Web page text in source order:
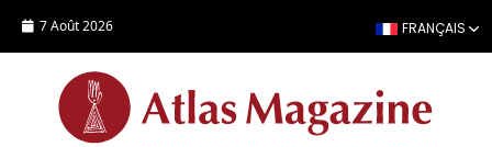
7 Août 2026 FRANÇAIS